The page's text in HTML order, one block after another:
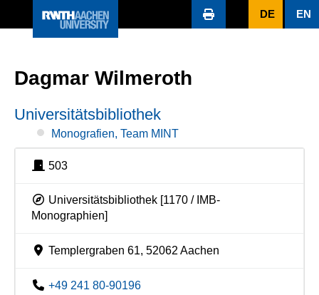
DE EN
Dagmar Wilmeroth
Universitätsbibliothek
Monografien, Team MINT
503
Universitätsbibliothek [1170 / IMB-
Monographien]
Templergraben 61, 52062 Aachen
+49 241 80-90196